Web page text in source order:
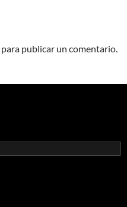
para publicar un comentario.